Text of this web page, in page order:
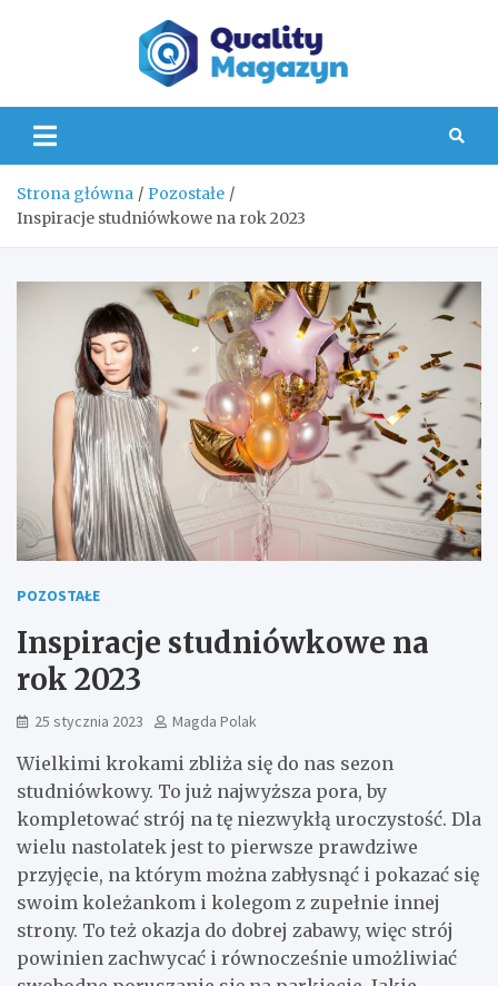
Strona główna
Pozostałe
Inspiracje studniówkowe na rok 2023
POZOSTAŁE
Inspiracje studniówkowe na
rok 2023
25 stycznia 2023 Magda Polak
Wielkimi krokami zbliża się do nas sezon
studniówkowy. To już najwyższa pora, by
kompletować strój na tę niezwykłą uroczystość. Dla
wielu nastolatek jest to pierwsze prawdziwe
przyjęcie, na którym można zabłysnąć i pokazać się
swoim koleżankom i kolegom z zupełnie innej
strony. To też okazja do dobrej zabawy, więc strój
powinien zachwycać i równocześnie umożliwiać